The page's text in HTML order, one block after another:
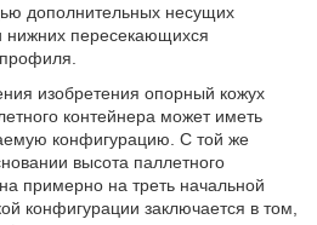
дополнительных несущих
нижних пересекающихся
изобретения опорный кожух
контейнера может иметь
конфигурацию. С той же
высота паллетного
примерно на треть начальной
конфигурации заключается в том,